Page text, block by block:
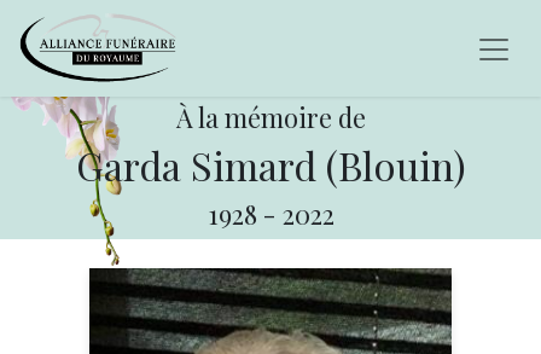
À la mémoire de
Garda Simard (Blouin)
1928 - 2022